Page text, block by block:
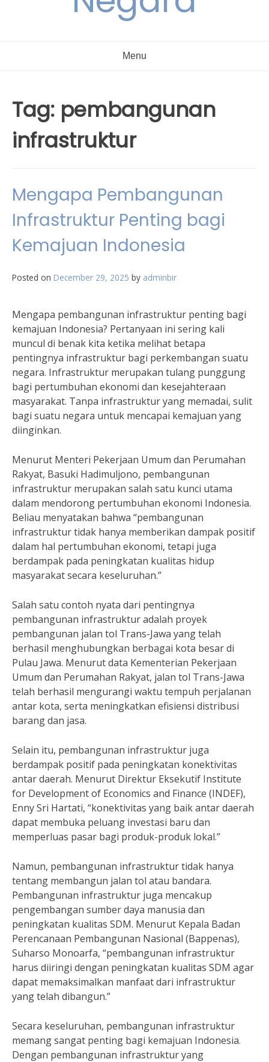
Menu
Tag: pembangunan
infrastruktur
Mengapa Pembangunan
Infrastruktur Penting bagi
Kemajuan Indonesia
Posted on December 29, 2025 by adminbir
Mengapa pembangunan infrastruktur penting bagi
kemajuan Indonesia? Pertanyaan ini sering kali
muncul di benak kita ketika melihat betapa
pentingnya infrastruktur bagi perkembangan suatu
negara. Infrastruktur merupakan tulang punggung
bagi pertumbuhan ekonomi dan kesejahteraan
masyarakat. Tanpa infrastruktur yang memadai, sulit
bagi suatu negara untuk mencapai kemajuan yang
diinginkan.
Menurut Menteri Pekerjaan Umum dan Perumahan
Rakyat, Basuki Hadimuljono, pembangunan
infrastruktur merupakan salah satu kunci utama
dalam mendorong pertumbuhan ekonomi Indonesia.
Beliau menyatakan bahwa “pembangunan
infrastruktur tidak hanya memberikan dampak positif
dalam hal pertumbuhan ekonomi, tetapi juga
berdampak pada peningkatan kualitas hidup
masyarakat secara keseluruhan.”
Salah satu contoh nyata dari pentingnya
pembangunan infrastruktur adalah proyek
pembangunan jalan tol Trans-Jawa yang telah
berhasil menghubungkan berbagai kota besar di
Pulau Jawa. Menurut data Kementerian Pekerjaan
Umum dan Perumahan Rakyat, jalan tol Trans-Jawa
telah berhasil mengurangi waktu tempuh perjalanan
antar kota, serta meningkatkan efisiensi distribusi
barang dan jasa.
Selain itu, pembangunan infrastruktur juga
berdampak positif pada peningkatan konektivitas
antar daerah. Menurut Direktur Eksekutif Institute
for Development of Economics and Finance (INDEF),
Enny Sri Hartati, “konektivitas yang baik antar daerah
dapat membuka peluang investasi baru dan
memperluas pasar bagi produk-produk lokal.”
Namun, pembangunan infrastruktur tidak hanya
tentang membangun jalan tol atau bandara.
Pembangunan infrastruktur juga mencakup
pengembangan sumber daya manusia dan
peningkatan kualitas SDM. Menurut Kepala Badan
Perencanaan Pembangunan Nasional (Bappenas),
Suharso Monoarfa, “pembangunan infrastruktur
harus diiringi dengan peningkatan kualitas SDM agar
dapat memaksimalkan manfaat dari infrastruktur
yang telah dibangun.”
Secara keseluruhan, pembangunan infrastruktur
memang sangat penting bagi kemajuan Indonesia.
Dengan pembangunan infrastruktur yang